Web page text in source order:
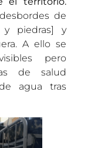
de
y piedras] y
A ello se
pero
de salud
agua tras